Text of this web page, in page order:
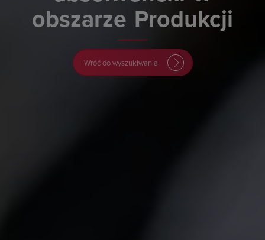
obszarze Produkcji
Wróć do wyszukiwania